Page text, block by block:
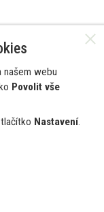
našem webu
Povolit vše
Nastavení.